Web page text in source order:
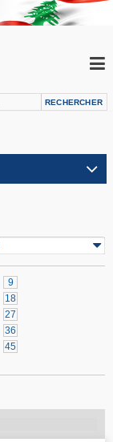
9
18
27
36
45